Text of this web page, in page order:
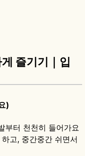
즐기기｜입
)
부터 천천히 들어가요
고, 중간중간 쉬면서